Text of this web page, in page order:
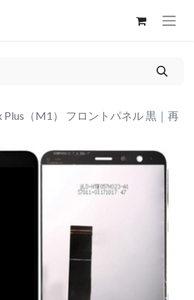
Plus（M1） フロントパネル 黒｜再